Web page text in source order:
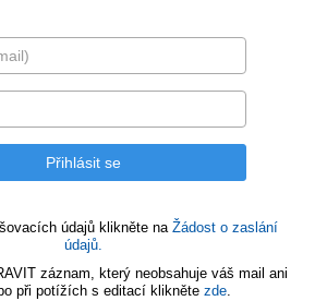
údajů klikněte na Žádost o zaslání
údajů.
záznam, který neobsahuje váš mail ani
při potížích s editací klikněte zde.